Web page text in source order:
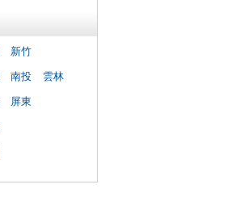
新竹
南投
雲林
屏東